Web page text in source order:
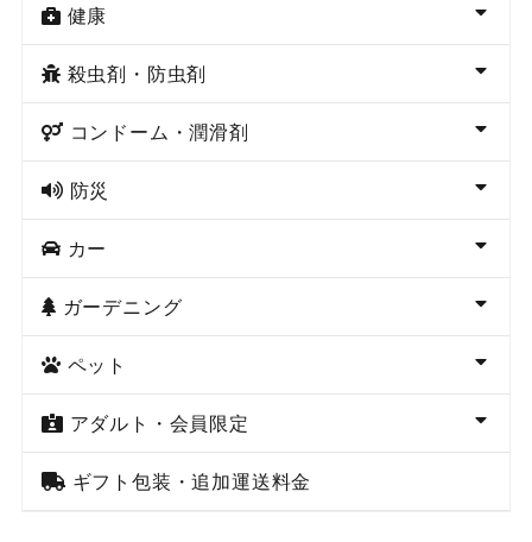
健康
殺虫剤・防虫剤
コンドーム・潤滑剤
防災
カー
ガーデニング
ペット
アダルト・会員限定
ギフト包装・追加運送料金